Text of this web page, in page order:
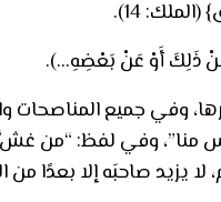
عَنْ ذَلِكَ أَوْ عَنْ بَعْضِهِ…).
وفي جميع المناصحات
منا”، وفي لفظ: “من
صاحبَه إلا بعدًا من